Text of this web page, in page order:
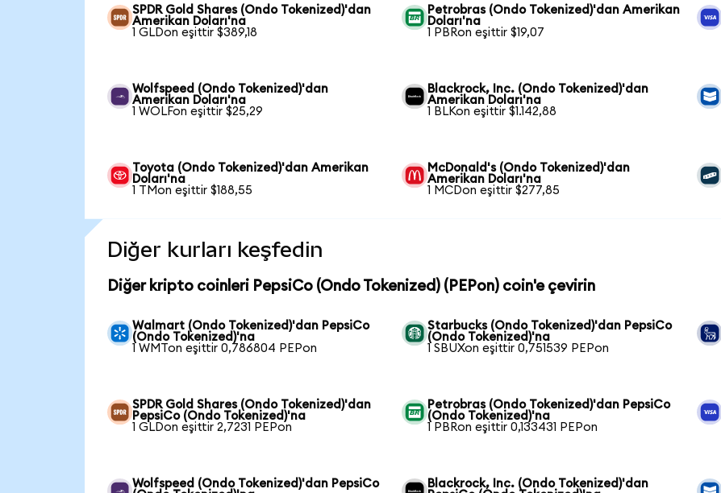
SPDR Gold Shares (Ondo Tokenized)'dan
Amerikan Doları'na
1 GLDon eşittir $389,18
Petrobras (Ondo Tokenized)'dan Amerikan
Doları'na
1 PBRon eşittir $19,07
Wolfspeed (Ondo Tokenized)'dan
Amerikan Doları'na
1 WOLFon eşittir $25,29
Blackrock, Inc. (Ondo Tokenized)'dan
Amerikan Doları'na
1 BLKon eşittir $1.142,88
Toyota (Ondo Tokenized)'dan Amerikan
Doları'na
1 TMon eşittir $188,55
McDonald's (Ondo Tokenized)'dan
Amerikan Doları'na
1 MCDon eşittir $277,85
Diğer kurları keşfedin
Diğer kripto coinleri PepsiCo (Ondo Tokenized) (PEPon) coin'e çevirin
Walmart (Ondo Tokenized)'dan PepsiCo
(Ondo Tokenized)'na
1 WMTon eşittir 0,786804 PEPon
Starbucks (Ondo Tokenized)'dan PepsiCo
(Ondo Tokenized)'na
1 SBUXon eşittir 0,751539 PEPon
SPDR Gold Shares (Ondo Tokenized)'dan
PepsiCo (Ondo Tokenized)'na
1 GLDon eşittir 2,7231 PEPon
Petrobras (Ondo Tokenized)'dan PepsiCo
(Ondo Tokenized)'na
1 PBRon eşittir 0,133431 PEPon
Wolfspeed (Ondo Tokenized)'dan PepsiCo
Blackrock, Inc. (Ondo Tokenized)'dan